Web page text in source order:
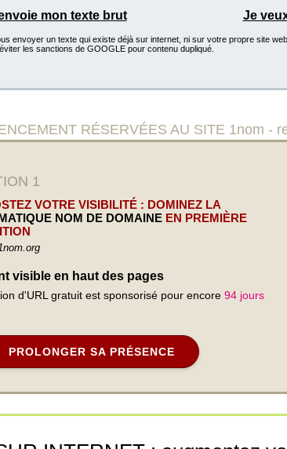
mon texte brut Je
envoyer un texte qui existe déjà sur internet, ni sur votre propre site
les sanctions de GOOGLE pour contenu dupliqué.
RÉSERVÉES AU SITE 1nom -
1
VOTRE VISIBILITÉ : DOMINEZ LA
NOM DE DOMAINE EN PREMIÈRE
visible en haut des pages
d'URL gratuit est sponsorisé pour encore 94 jours
PROLONGER SA PRÉSENCE